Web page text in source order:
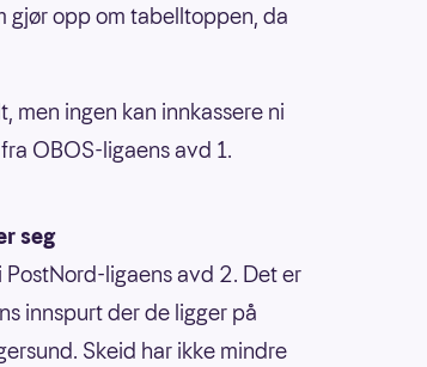
gjør opp om tabelltoppen, da
men ingen kan innkassere ni
OBOS-ligaens avd 1.
seg
ligaens avd 2. Det er
innspurt der de ligger på
Skeid har ikke mindre